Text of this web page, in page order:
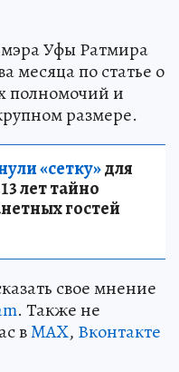
Уфы Ратмира
месяца по статье о
полномочий и
размере.
«сетку»для
лет тайно
гостей
свое мнение
. Также не
вMAX, Вконтакте